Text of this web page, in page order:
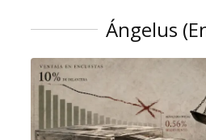
Ángelus